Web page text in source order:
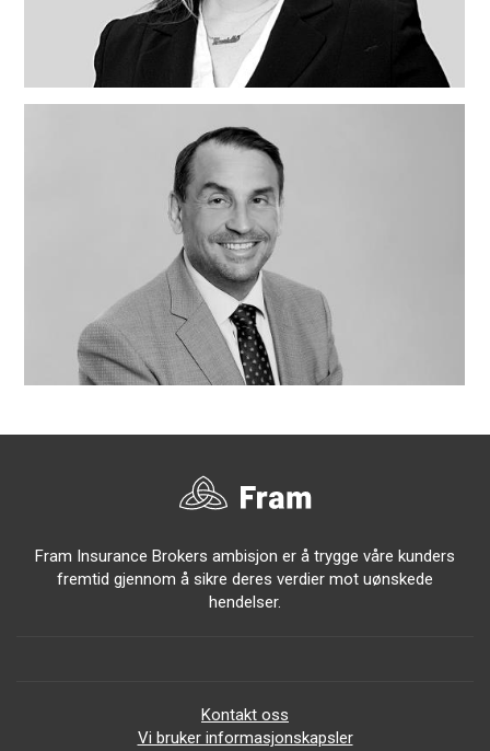
Fram Insurance Brokers ambisjon er å trygge våre kunders
fremtid gjennom å sikre deres verdier mot uønskede
hendelser.
Kontakt oss
Vi bruker informasjonskapsler